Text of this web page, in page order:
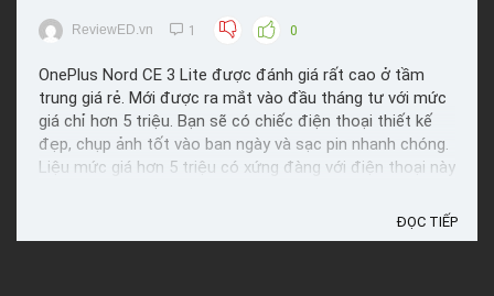
ReviewED.vn 1 0
OnePlus Nord CE 3 Lite được đánh giá rất cao ở tầm
trung giá rẻ. Mới được ra mắt vào đầu tháng tư với mức
giá chỉ hơn 5 triệu. Bạn sẽ có chiếc điện thoại thiết kế
đẹp, chụp ảnh tốt vào ban ngày và sạc pin nhanh chóng.
Liệu mức giá hơn 5 triệu có xứng đàng với điện thoại này
ĐỌC TIẾP